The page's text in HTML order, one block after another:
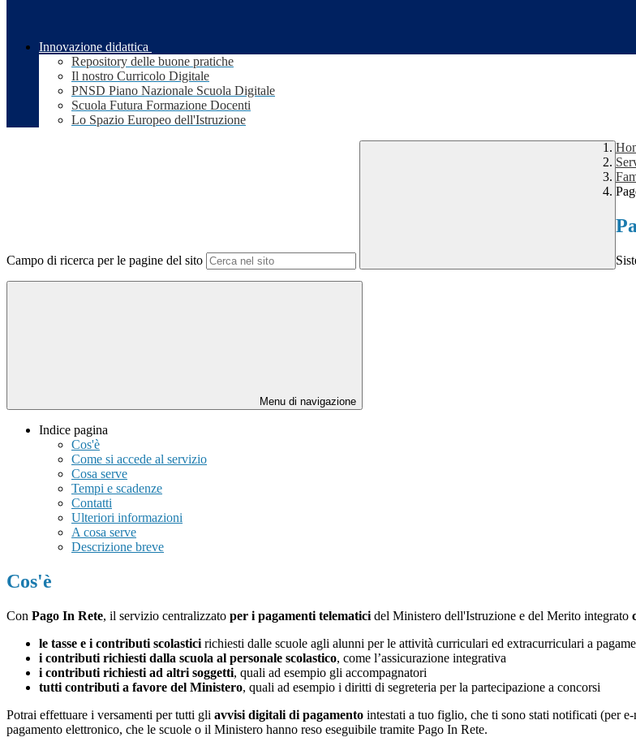
Innovazione didattica
Repository delle buone pratiche
Il nostro Curricolo Digitale
PNSD Piano Nazionale Scuola Digitale
Scuola Futura Formazione Docenti
Lo Spazio Europeo dell'Istruzione
Campo di ricerca per le pagine del sito
Menu di navigazione
Indice pagina
Cos'è
Come si accede al servizio
Cosa serve
Tempi e scadenze
Contatti
Ulteriori informazioni
A cosa serve
Descrizione breve
Cos'è
Con Pago In Rete, il servizio centralizzato per i pagamenti telematici del Ministero dell'Istruzione e del Merito integrato
le tasse e i contributi scolastici richiesti dalle scuole agli alunni per le attività curriculari ed extracurriculari a
i contributi richiesti dalla scuola al personale scolastico, come l’assicurazione integrativa
i contributi richiesti ad altri soggetti, quali ad esempio gli accompagnatori
tutti contributi a favore del Ministero, quali ad esempio i diritti di segreteria per la partecipazione a concorsi
Potrai effettuare i versamenti per tutti gli avvisi digitali di pagamento intestati a tuo figlio, che ti sono stati notificati (per
pagamento elettronico, che le scuole o il Ministero hanno reso eseguibile tramite Pago In Rete.